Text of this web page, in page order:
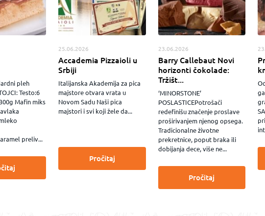
pleh
Testo:6
Mafin miks
preliv...
25.06.2026
Accademia Pizzaioli u
Srbiji
Italijanska Akademija za pica
majstore otvara vrata u
Novom Sadu Naši pica
majstori i svi koji žele da...
Pročitaj
23.06.2026
Barry Callebaut Novi
horizonti čokolade:
Tržišt...
‘MINORSTONE’
POSLASTICEPotrošači
redefinišu značenje proslave
proširivanjem njenog opsega.
Tradicionalne životne
prekretnice, poput braka ili
dobijanja dece, više ne...
Pročitaj